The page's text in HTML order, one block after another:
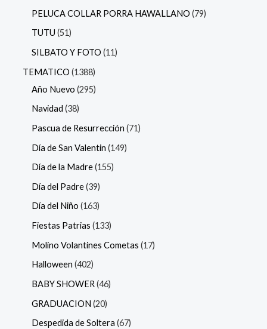
PELUCA COLLAR PORRA HAWALLANO 79
TUTU 51
SILBATO Y FOTO 11
TEMATICO 1388
Año Nuevo 295
Navidad 38
Pascua de Resurrección 71
Día de San Valentin 149
Día de la Madre 155
Día del Padre 39
Día del Niño 163
Fiestas Patrias 133
Molino Volantines Cometas 17
Halloween 402
BABY SHOWER 46
GRADUACION 20
Despedida de Soltera 67